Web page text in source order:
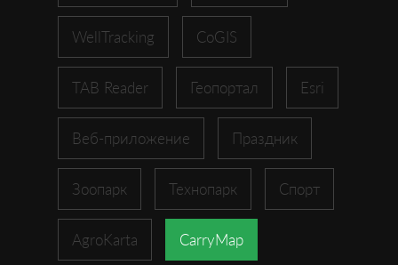
WellTracking CoGIS
TAB Reader Геопортал Esri
Веб-приложение Праздник
Зоопарк Технопарк Спорт
AgroKarta CarryMap